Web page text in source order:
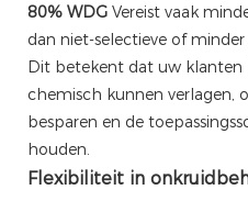
80% WDG Vereist vaak
dan niet-selectieve of
Dit betekent dat uw klanten
chemisch kunnen verlagen,
besparen en de
houden.
Flexibiliteit in